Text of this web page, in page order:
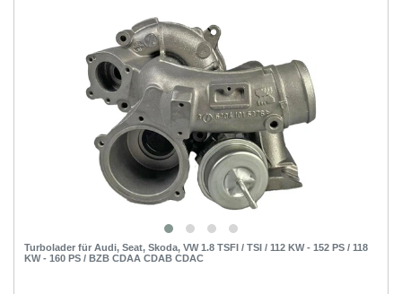
Turbolader für Audi, Seat, Skoda, VW 1.8 TSFI / TSI / 112 KW - 152 PS / 118
KW - 160 PS / BZB CDAA CDAB CDAC